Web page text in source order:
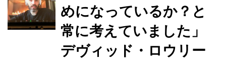
めになっているか？と
常に考えていました」
デヴィッド・ロウリー